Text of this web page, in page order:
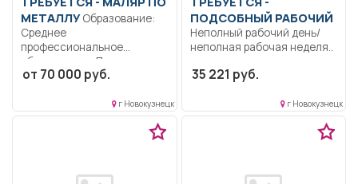
МЕТАЛЛУОбразование:
Среднее
профессиональное
образование.. Подготовка
металлоконструкций к
от 70 000 руб.
г Новокузнецк
ПОДСОБНЫЙ РАБОЧИЙ
Неполный рабочий день/
неполная рабочая неделя..
35 221 руб.
г Новокузнецк